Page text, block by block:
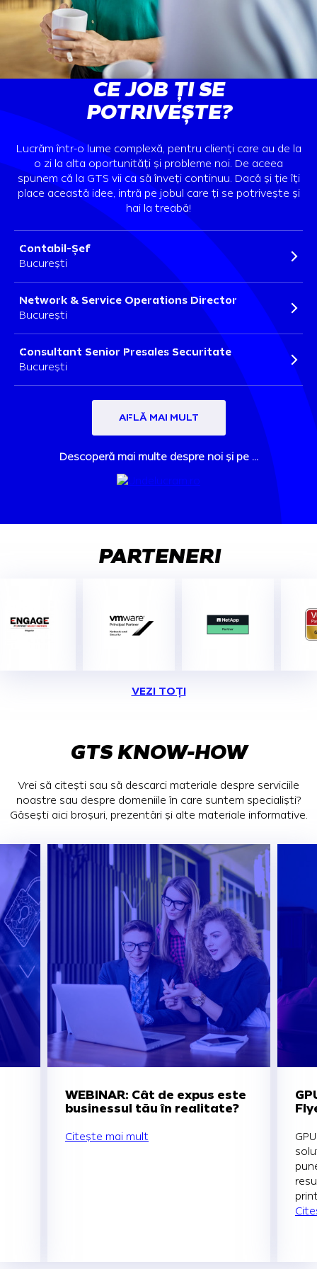
CE JOB ȚI SE
POTRIVEȘTE?
Lucrăm într-o lume complexă, pentru clienți care au de la
o zi la alta oportunități și probleme noi. De aceea
spunem că la GTS vii ca să înveți continuu. Dacă și ție îți
place această idee, intră pe jobul care ți se potrivește și
hai la treabă!
Contabil-Șef
București
Network & Service Operations Director
București
Consultant Senior Presales Securitate
București
AFLĂ MAI MULT
Descoperă mai multe despre noi și pe ...
PARTENERI
VEZI TOȚI
GTS KNOW-HOW
Vrei să citești sau să descarci materiale despre serviciile
noastre sau despre domeniile în care suntem specialiști?
Găsești aici broșuri, prezentări și alte materiale informative.
WEBINAR: Cât de expus este
businessul tău în realitate?
Citește mai mult